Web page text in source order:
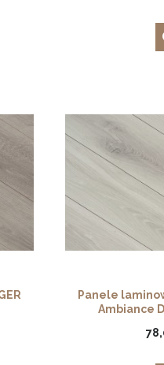
Panele
Ambiance